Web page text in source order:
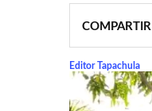
COMPARTIR
Editor Tapachula